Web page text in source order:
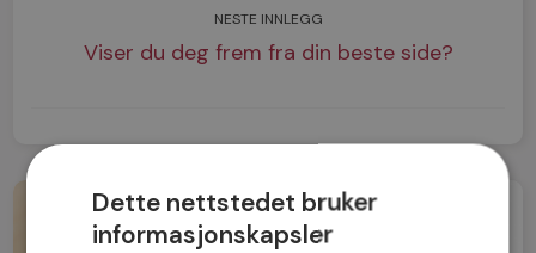
NESTE INNLEGG
Viser du deg frem fra din beste side?
Dette nettstedet bruker
informasjonskapsler